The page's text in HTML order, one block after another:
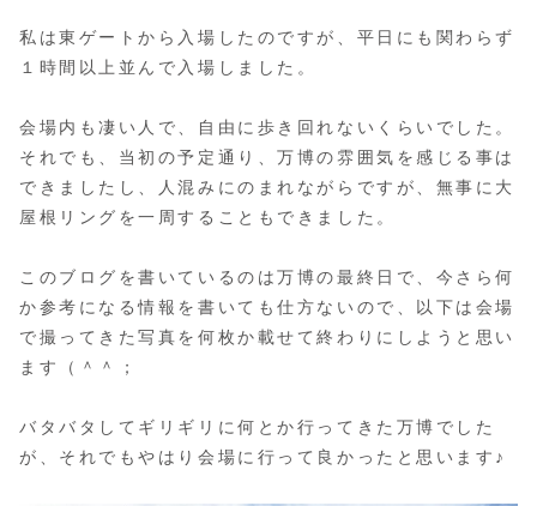
私は東ゲートから入場したのですが、平日にも関わらず
１時間以上並んで入場しました。
会場内も凄い人で、自由に歩き回れないくらいでした。
それでも、当初の予定通り、万博の雰囲気を感じる事は
できましたし、人混みにのまれながらですが、無事に大
屋根リングを一周することもできました。
このブログを書いているのは万博の最終日で、今さら何
か参考になる情報を書いても仕方ないので、以下は会場
で撮ってきた写真を何枚か載せて終わりにしようと思い
ます（＾＾；
バタバタしてギリギリに何とか行ってきた万博でした
が、それでもやはり会場に行って良かったと思います♪